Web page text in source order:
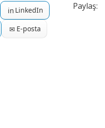
Paylaş:
in LinkedIn
✉ E-posta